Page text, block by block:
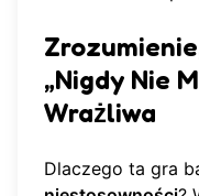
„Nigdy Nie
Wrażliwa
Dlaczego ta gra